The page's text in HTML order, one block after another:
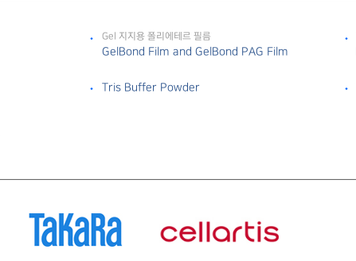
Gel 지지용 폴리에테르 필름
GelBond Film and GelBond PAG Film
Tris Buffer Powder